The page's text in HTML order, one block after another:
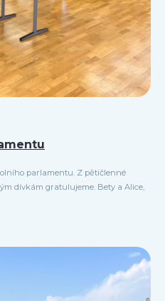
parlamentu. Z pětičlenné
dívkám gratulujeme. Bety a Alice,